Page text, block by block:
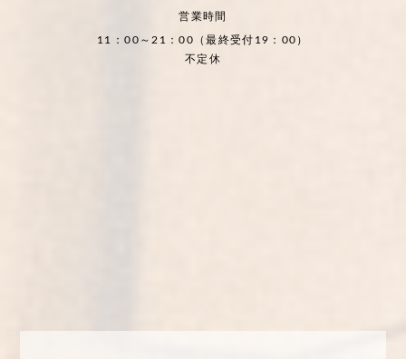
営業時間
11：00～21：00（最終受付19：00）
不定休